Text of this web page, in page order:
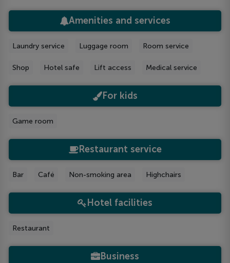
Amenities and services
Laundry service Luggage room Room service
Shop Hotel safe Lift access Medical service
For kids
Game room
Restaurant service
Bar Café Non-smoking area Highchairs
Hotel facilities
Restaurant
Business